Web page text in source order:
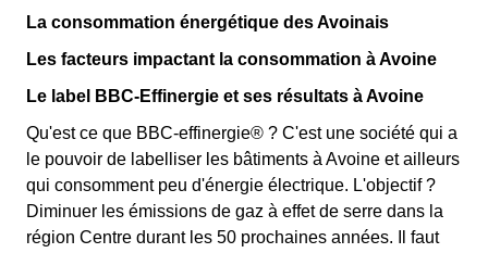
La consommation énergétique des Avoinais
Les facteurs impactant la consommation à Avoine
Le label BBC-Effinergie et ses résultats à Avoine
Qu'est ce que BBC-effinergie® ? C'est une société qui a
le pouvoir de labelliser les bâtiments à Avoine et ailleurs
qui consomment peu d'énergie électrique. L'objectif ?
Diminuer les émissions de gaz à effet de serre dans la
région Centre durant les 50 prochaines années. Il faut